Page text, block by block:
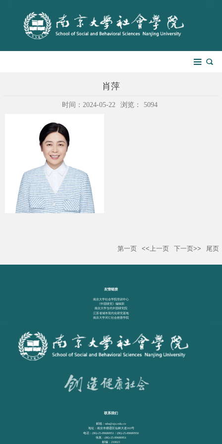
肖萍
时间：2024-05-22 浏览： 5094
第一页 <<上一页 下一页>> 尾页
友情链接
南京大学社会学院培训中心
《中国研究》编辑部
南京大学当代中国研究院
江苏省城市现代化研究基地
南京大学河仁社会慈善学院
联系我们
邮箱：ssbs@nju.edu.cn
地址：南京市栖霞区仙林大道163号
电话：(86)-25-89680951 / (86)-25-89680950
传真：(86)-25-89680951
邮编：210023